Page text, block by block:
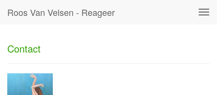
Roos Van Velsen - Reageer
Contact